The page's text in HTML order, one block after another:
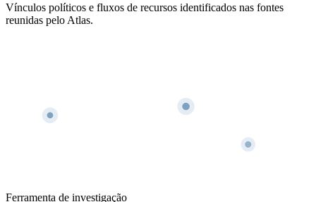
Vínculos políticos e fluxos de recursos identificados nas fontes
reunidas pelo Atlas.
Ferramenta de investigação